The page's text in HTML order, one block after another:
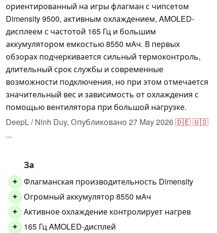
ориентированный на игры флагман с чипсетом
Dimensity 9500, активным охлаждением, AMOLED-
дисплеем с частотой 165 Гц и большим
аккумулятором емкостью 8550 мАч. В первых
обзорах подчеркивается сильный термоконтроль,
длительный срок службы и современные
возможности подключения, но при этом отмечается
значительный вес и зависимость от охлаждения с
помощью вентилятора при большой нагрузке.
DeepL / Ninh Duy, Опубликовано 27 May 2026🇩🇪🇺🇸
...
За
+ Флагманская производительность Dimensity
+ Огромный аккумулятор 8550 мАч
+ Активное охлаждение контролирует нагрев
+ 165 Гц AMOLED-дисплей